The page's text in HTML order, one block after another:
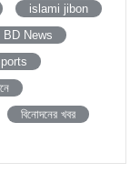
islami jibon
BD News
বিনোদনের খবর